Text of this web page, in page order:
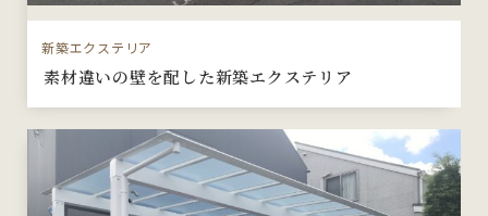
新築エクステリア
素材違いの壁を配した新築エクステリア